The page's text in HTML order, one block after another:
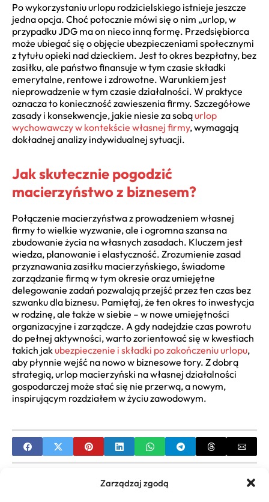
Zarządzaj zgodą
Po wykorzystaniu urlopu rodzicielskiego istnieje jeszcze
jedna opcja. Choć potocznie mówi się o nim „urlop, w
przypadku JDG ma on nieco inną formę. Przedsiębiorca
może ubiegać się o objęcie ubezpieczeniami społecznymi
z tytułu opieki nad dzieckiem. Jest to okres bezpłatny, bez
zasiłku, ale państwo finansuje w tym czasie składki
emerytalne, rentowe i zdrowotne. Warunkiem jest
nieprowadzenie w tym czasie działalności. W praktyce
oznacza to konieczność zawieszenia firmy. Szczegółowe
zasady i konsekwencje, jakie niesie za sobąurlop
wychowawczy w kontekście własnej firmy, wymagają
dokładnej analizy indywidualnej sytuacji.
Jak skutecznie pogodzić
macierzyństwo z biznesem?
Połączenie macierzyństwa z prowadzeniem własnej
firmy to wielkie wyzwanie, ale i ogromna szansa na
zbudowanie życia na własnych zasadach. Kluczem jest
wiedza, planowanie i elastyczność. Zrozumienie zasad
przyznawania zasiłku macierzyńskiego, świadome
zarządzanie firmą w tym okresie oraz umiejętne
delegowanie zadań pozwalają przejść przez ten czas bez
szwanku dla biznesu. Pamiętaj, że ten okres to inwestycja
w rodzinę, ale także w siebie – w nowe umiejętności
organizacyjne i zarządcze. A gdy nadejdzie czas powrotu
do pełnej aktywności, warto zorientować się w kwestiach
takich jakubezpieczenie i składki po zakończeniu urlopu,
aby płynnie wejść na nowo w biznesowe tory. Z dobrą
strategią, urlop macierzyński na własnej działalności
gospodarczej może stać się nie przerwą, a nowym,
inspirującym rozdziałem w życiu zawodowym.